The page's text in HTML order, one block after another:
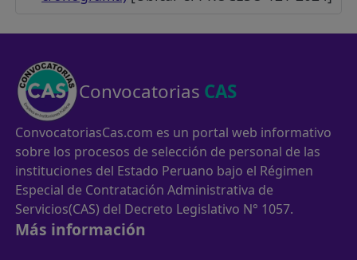
Convocatorias CAS
ConvocatoriasCas.com es un portal web informativo
sobre los procesos de selección de personal de las
instituciones del Estado Peruano bajo el Régimen
Especial de Contratación Administrativa de
Servicios(CAS) del Decreto Legislativo N° 1057.
Más información